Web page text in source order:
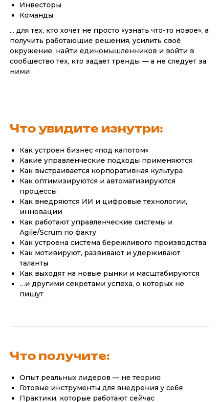
Инвесторы
Команды
... для тех, кто хочет не просто «узнать что-то новое», а
получить работающие решения, усилить своё
окружение, найти единомышленников и войти в
сообщество тех, кто задаёт тренды — а не следует за
ними
Что увидите изнутри:
Как устроен бизнес «под капотом»
Какие управленческие подходы применяются
Как выстраивается корпоративная культура
Как оптимизируются и автоматизируются
процессы
Как внедряются ИИ и цифровые технологии,
инновации
Как работают управленческие системы и
Agile/Scrum по факту
Как устроена система бережливого производства
Как мотивируют, развивают и удерживают
таланты
Как выходят на новые рынки и масштабируются
…и другими секретами успеха, о которых не
пишут
Что получите:
Опыт реальных лидеров — не теорию
Готовые инструменты для внедрения у себя
Практики, которые работают сейчас